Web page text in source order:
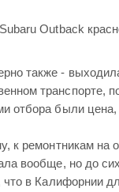
Outback
также -
транспорте,
отбора были
к ремонтникам на
вообще, но до
в Калифорнии